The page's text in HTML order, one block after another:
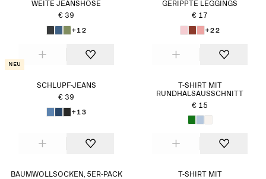
WEITE JEANSHOSE
€ 39
+12
GERIPPTE LEGGINGS
€ 17
+22
Neu
SCHLUPF-JEANS
€ 39
+13
T-SHIRT MIT
RUNDHALSAUSSCHNITT
€ 15
BAUMWOLLSOCKEN, 5ER-PACK
T-SHIRT MIT